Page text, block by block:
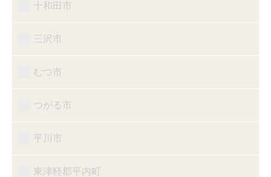
十和田市
三沢市
むつ市
つがる市
平川市
東津軽郡平内町